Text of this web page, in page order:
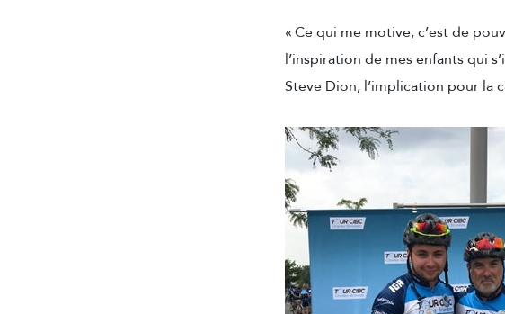
«Ce qui me motive, c’est de
l’inspiration de mes enfants qui
Steve Dion, l’implication pour la